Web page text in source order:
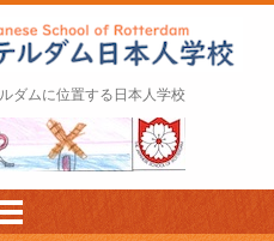
The Japanese Schoo
ダムに位置する日本人学校